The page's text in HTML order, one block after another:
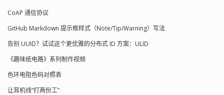
随着时间推移，前面的字符会变大：
01H4Z...（较早） 01H5A...（较晚） 这意
味着： 数据库按主键排序 ≈ 按时间排序
不需要额外的时间字段 查询更快，索引
资源管理器里按文件名排序来验证 ULID
文件名的时间排序，因为该资源管理器
目前只支持自然排序。可以尝试换其他
资源管理器或在命令行中列出文件。 3、
CoAP 通信协议
GitHub Markdown 提示框样式（Note/Tip/Warning）写法
告别 UUID？试试这个更优雅的分布式 ID 方案：ULID
《趣味纸电路》系列制作视频
色环电阻色码对照表
让耳机线“打两份工”